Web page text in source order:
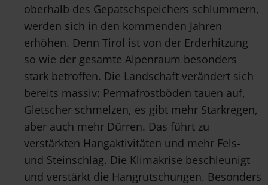
oberhalb des Gepatschspeichers schlummern,
werden sich in den kommenden Jahren
erhöhen. Denn Tirol ist von der Erderhitzung
so wie der gesamte Alpenraum besonders
stark betroffen. Die Landschaft verändert sich
bereits massiv: Permafrostböden tauen auf,
Gletscher schmelzen, es gibt mehr Starkregen,
aber auch mehr Dürren. Das führt zu
verstärkten Hangaktivitäten und mehr Fels-
und Steinschlag. Die Klimakrise beschleunigt
und verstärkt die Hangrutschungen. Besonders